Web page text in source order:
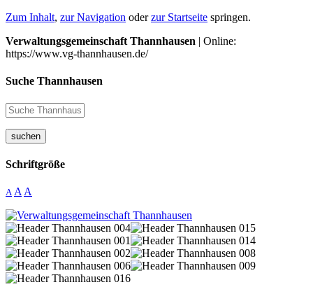
Zum Inhalt, zur Navigation oderzur Startseite springen.
Verwaltungsgemeinschaft Thannhausen | Online:
https://www.vg-thannhausen.de/
Suche Thannhausen
suchen
Schriftgröße
A A A